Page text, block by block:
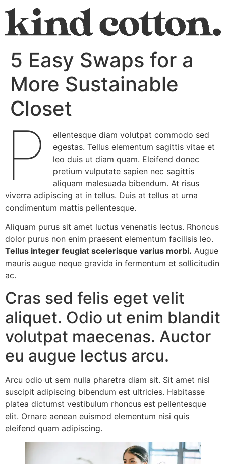
5 Easy Swaps for a
More Sustainable
Closet
P
ellentesque diam volutpat commodo sed
egestas. Tellus elementum sagittis vitae et
leo duis ut diam quam. Eleifend donec
pretium vulputate sapien nec sagittis
aliquam malesuada bibendum. At risus
viverra adipiscing at in tellus. Duis at tellus at urna
condimentum mattis pellentesque.
Aliquam purus sit amet luctus venenatis lectus. Rhoncus
dolor purus non enim praesent elementum facilisis leo.
Tellus integer feugiat scelerisque varius morbi. Augue
mauris augue neque gravida in fermentum et sollicitudin
ac.
Cras sed felis eget velit
aliquet. Odio ut enim blandit
volutpat maecenas. Auctor
eu augue lectus arcu.
Arcu odio ut sem nulla pharetra diam sit. Sit amet nisl
suscipit adipiscing bibendum est ultricies. Habitasse
platea dictumst vestibulum rhoncus est pellentesque
elit. Ornare aenean euismod elementum nisi quis
eleifend quam adipiscing.